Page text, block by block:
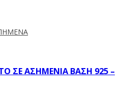
ΣΕ ΑΣΗΜΈΝΙΑ ΒΆΣΗ 925 –